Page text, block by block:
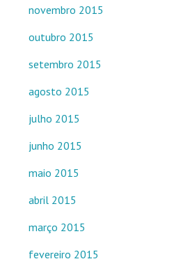
novembro 2015
outubro 2015
setembro 2015
agosto 2015
julho 2015
junho 2015
maio 2015
abril 2015
março 2015
fevereiro 2015